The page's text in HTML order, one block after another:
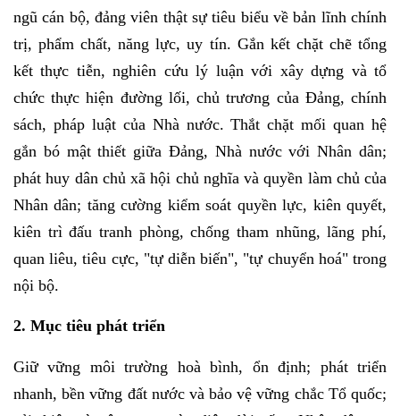
ngũ cán bộ, đảng viên thật sự tiêu biểu về bản lĩnh chính
trị, phẩm chất, năng lực, uy tín. Gắn kết chặt chẽ tổng
kết thực tiễn, nghiên cứu lý luận với xây dựng và tổ
chức thực hiện đường lối, chủ trương của Đảng, chính
sách, pháp luật của Nhà nước. Thắt chặt mối quan hệ
gắn bó mật thiết giữa Đảng, Nhà nước với Nhân dân;
phát huy dân chủ xã hội chủ nghĩa và quyền làm chủ của
Nhân dân; tăng cường kiểm soát quyền lực, kiên quyết,
kiên trì đấu tranh phòng, chống tham nhũng, lãng phí,
quan liêu, tiêu cực, "tự diễn biến", "tự chuyển hoá" trong
nội bộ.
2. Mục tiêu phát triển
Giữ vững môi trường hoà bình, ổn định; phát triển
nhanh, bền vững đất nước và bảo vệ vững chắc Tổ quốc;